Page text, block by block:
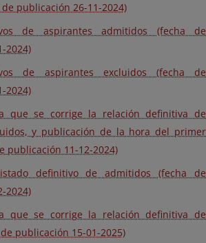
publicación 26-11-2024)
de aspirantes admitidos (fecha de
2024)
de aspirantes excluidos (fecha de
2024)
que se corrige la relación definitiva de
y publicación de la hora del primer
publicación 11-12-2024)
definitivo de admitidos (fecha de
2024)
que se corrige la relación definitiva de
publicación 15-01-2025)